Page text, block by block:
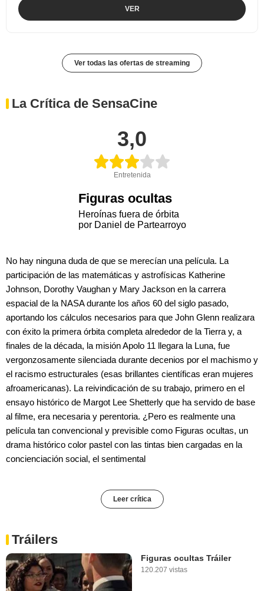
VER
Ver todas las ofertas de streaming
La Crítica de SensaCine
3,0
Entretenida
Figuras ocultas
Heroínas fuera de órbita
por Daniel de Partearroyo
No hay ninguna duda de que se merecían una película. La
participación de las matemáticas y astrofísicas Katherine
Johnson, Dorothy Vaughan y Mary Jackson en la carrera
espacial de la NASA durante los años 60 del siglo pasado,
aportando los cálculos necesarios para que John Glenn realizara
con éxito la primera órbita completa alrededor de la Tierra y, a
finales de la década, la misión Apolo 11 llegara la Luna, fue
vergonzosamente silenciada durante decenios por el machismo y
el racismo estructurales (esas brillantes científicas eran mujeres
afroamericanas). La reivindicación de su trabajo, primero en el
ensayo histórico de Margot Lee Shetterly que ha servido de base
al filme, era necesaria y perentoria. ¿Pero es realmente una
película tan convencional y previsible como Figuras ocultas, un
drama histórico color pastel con las tintas bien cargadas en la
concienciación social, el sentimental
Leer crítica
Tráilers
Figuras ocultas Tráiler
120.207 vistas